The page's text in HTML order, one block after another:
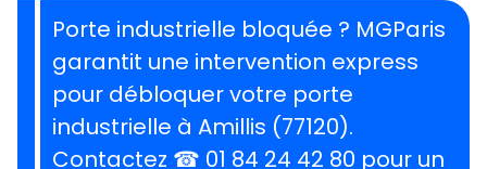
Porte industrielle bloquée ? MGParis
garantit une intervention express
pour débloquer votre porte
industrielle à Amillis (77120).
Contactez ☎ 01 84 24 42 80 pour un